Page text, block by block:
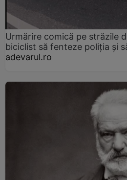
Urmărire comică pe străzile
biciclist să fenteze poliția și
adevarul.ro